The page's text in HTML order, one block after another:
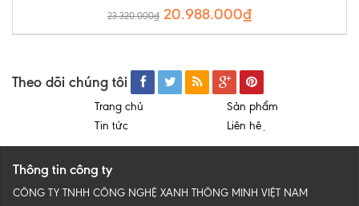
23.320.000₫ 20.988.000₫
Theo dõi chúng tôi
Trang chủ
Sản phẩm
Tin tức
Liên hệ
Thông tin công ty
CÔNG TY TNHH CÔNG NGHỆ XANH THÔNG MINH VIỆT NAM